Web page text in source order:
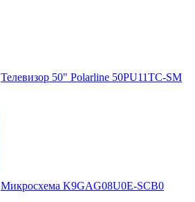
Телевизор 50" Polarline 50PU11TC-SM
Микросхема K9GAG08U0E-SCB0